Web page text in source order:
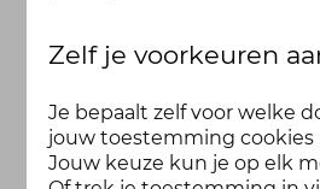
Zelf je voorkeuren
Je bepaalt zelf voor welke
jouw toestemming cookies
Jouw keuze kun je op elk